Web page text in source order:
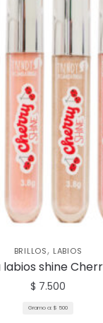
BRILLOS, LABIOS
labios shine
$ 7.500
Gramo a: $ 500